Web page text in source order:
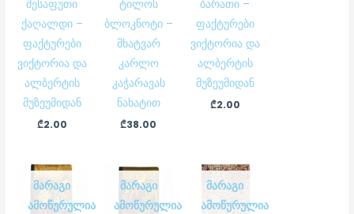
შესაფუთი
ქაღალდი –
ფაქტურები
ვიქტორია და
ალბერტის
მუზეუმიდან
₾2.00
ტილოს
ბლოკნოტი –
მხატვარ
კარლო
კაჭარავას
ნახატით
₾38.00
ბარათი –
ფაქტურები
ვიქტორია და
ალბერტის
მუზეუმიდან
₾2.00
ᲛᲐᲠᲐᲒᲘ
ᲐᲛᲝᲬᲣᲠᲣᲚᲘᲐ
ᲛᲐᲠᲐᲒᲘ
ᲐᲛᲝᲬᲣᲠᲣᲚᲘᲐ
ᲛᲐᲠᲐᲒᲘ
ᲐᲛᲝᲬᲣᲠᲣᲚᲘᲐ